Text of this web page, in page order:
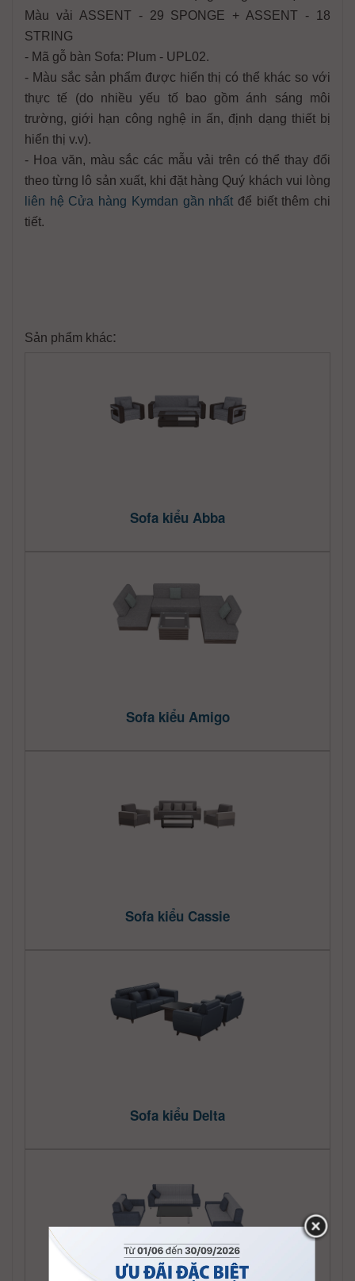
Màu vải ASSENT - 29 SPONGE + ASSENT - 18
STRING
- Mã gỗ bàn Sofa: Plum - UPL02.
- Màu sắc sản phẩm được hiển thị có thể khác so với
thực tế (do nhiều yếu tố bao gồm ánh sáng môi
trường, giới hạn công nghệ in ấn, định dạng thiết bị
hiển thị v.v).
- Hoa văn, màu sắc các mẫu vải trên có thể thay đổi
theo từng lô sản xuất, khi đặt hàng Quý khách vui lòng
liên hệ Cửa hàng Kymdan gần nhất để biết thêm chi
tiết.
Sản phẩm khác:
Sofa kiểu Abba
Sofa kiểu Amigo
Sofa kiểu Cassie
Sofa kiểu Delta